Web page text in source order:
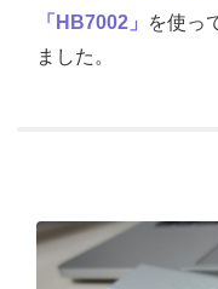
「HB7002」
を使っ
ました。